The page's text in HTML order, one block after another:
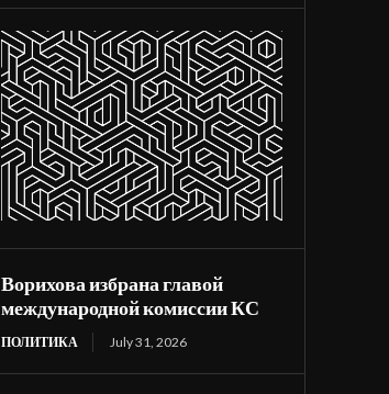
Ворихова избрана главой
международной комиссии КС
ПОЛИТИКА July 31, 2026